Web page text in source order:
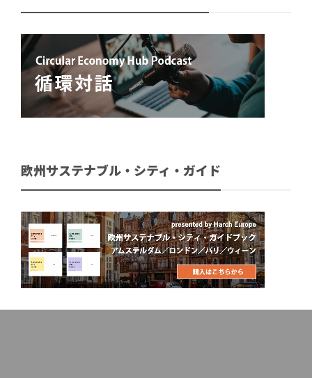
欧州サステナブル・シティ・ガイド